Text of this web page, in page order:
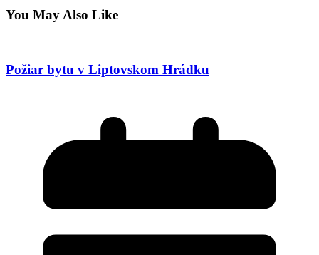
You May Also Like
Požiar bytu v Liptovskom Hrádku